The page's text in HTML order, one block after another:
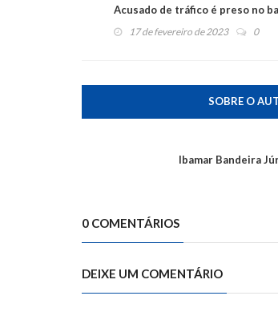
Acusado de tráfico é preso no
17 de fevereiro de 2023 0
SOBRE O
Ibamar Bandeira
0 COMENTÁRIOS
DEIXE UM COMENTÁRIO